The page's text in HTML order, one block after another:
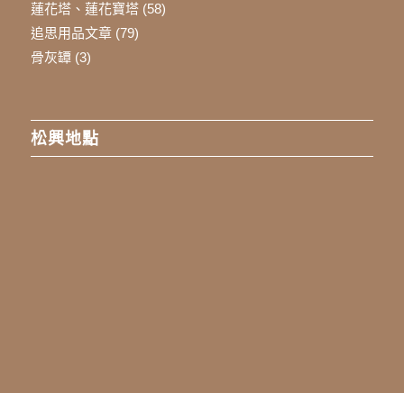
蓮花塔、蓮花寶塔(58)
追思用品文章(79)
骨灰罈(3)
松興地點